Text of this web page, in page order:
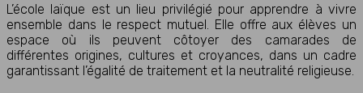
L’école laïque est un lieu privilégié pour apprendre à vivre
ensemble dans le respect mutuel. Elle offre aux élèves un
espace où ils peuvent côtoyer des camarades de
différentes origines, cultures et croyances, dans un cadre
garantissant l’égalité de traitement et la neutralité religieuse.